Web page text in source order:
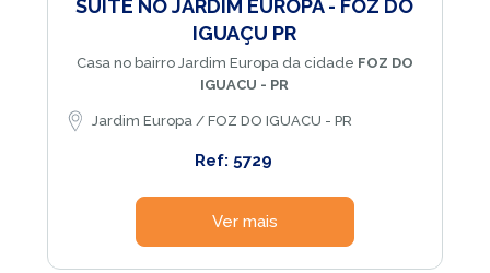
SUÍTE NO JARDIM EUROPA - FOZ DO
IGUAÇU PR
Casa no bairro Jardim Europa da cidade FOZ DO
IGUACU - PR
Jardim Europa / FOZ DO IGUACU - PR
Ref: 5729
Ver mais